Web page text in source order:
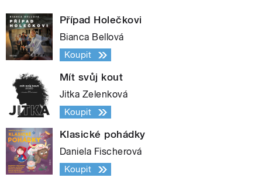
Případ Holečkovi
Bianca Bellová
Koupit
Mít svůj kout
Jitka Zelenková
Koupit
Klasické pohádky
Daniela Fischerová
Koupit